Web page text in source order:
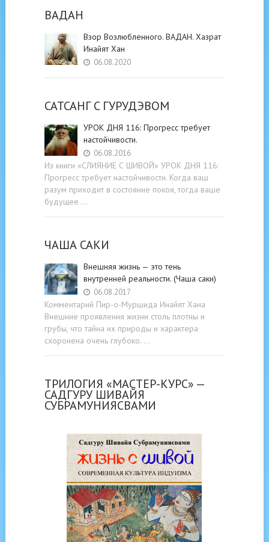
ВАДАН
Взор Возлюбленного. ВАДАН. Хазрат
Инайят Хан
06.08.2020
САТСАНГ C ГУРУДЭВОМ
УРОК ДНЯ 116: Прогресс требует
настойчивости.
06.08.2016
Из книги «СЛИЯНИЕ С ШИВОЙ» УРОК ДНЯ 116:
Прогресс требует настойчивости. Когда ваш
разум приходит в состояние покоя, тогда ваше
будущее …
ЧАША САКИ
Внешняя жизнь — это тень
внутренней реальности. (Чаша саки)
06.08.2017
Комментарий Пир-о-Муршида Инайят Хана
Внешние проявления жизни столь плотны и
грубы, что тайна их природы и характера
схоронена очень глубоко. …
ТРИЛОГИЯ «МАСТЕР-КУРС» —
САДГУРУ ШИВАЙЯ
СУБРАМУНИЯСВАМИ